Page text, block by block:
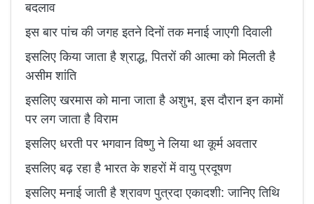
बदलाव
इस बार पांच की जगह इतने दिनों तक मनाई जाएगी दिवाली
इसलिए किया जाता है श्राद्ध, पितरों की आत्मा को मिलती है
असीम शांति
इसलिए खरमास को माना जाता है अशुभ, इस दौरान इन कामों
पर लग जाता है विराम
इसलिए धरती पर भगवान विष्णु ने लिया था कूर्म अवतार
इसलिए बढ़ रहा है भारत के शहरों में वायु प्रदूषण
इसलिए मनाई जाती है श्रावण पुत्रदा एकादशी: जानिए तिथि